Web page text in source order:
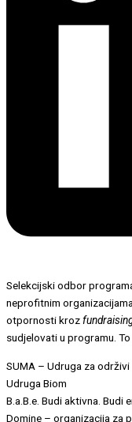
Selekcijski odbor
neprofitnim
otpornosti kroz
sudjelovati u programu. To
SUMA – Udruga za
Udruga Biom
B.a.B.e. Budi aktivna. Budi
Domine – organizacija za